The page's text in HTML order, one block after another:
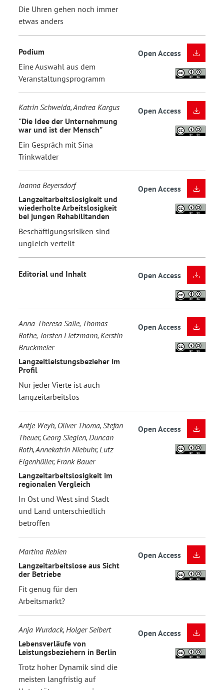
Die Uhren gehen noch immer
etwas anders
Podium
Eine Auswahl aus dem
Veranstaltungsprogramm
Open Access
Katrin Schweida, Andrea Kargus
"Die Idee der Unternehmung
war und ist der Mensch"
Ein Gespräch mit Sina
Trinkwalder
Open Access
Joanna Beyersdorf
Langzeitarbeitslosigkeit und
wiederholte Arbeitslosigkeit
bei jungen Rehabilitanden
Beschäftigungsrisiken sind
ungleich verteilt
Open Access
Editorial und Inhalt Open Access
Anna-Theresa Saile, Thomas
Rothe, Torsten Lietzmann, Kerstin
Bruckmeier
Langzeitleistungsbezieher im
Profil
Nur jeder Vierte ist auch
langzeitarbeitslos
Open Access
Antje Weyh, Oliver Thoma, Stefan
Theuer, Georg Sieglen, Duncan
Roth, Annekatrin Niebuhr, Lutz
Eigenhüller, Frank Bauer
Langzeitarbeitslosigkeit im
regionalen Vergleich
In Ost und West sind Stadt
und Land unterschiedlich
betroffen
Open Access
Martina Rebien
Langzeitarbeitslose aus Sicht
der Betriebe
Fit genug für den
Arbeitsmarkt?
Open Access
Anja Wurdack, Holger Seibert
Lebensverläufe von
Leistungsbeziehern in Berlin
Trotz hoher Dynamik sind die
meisten langfristig auf
Open Access